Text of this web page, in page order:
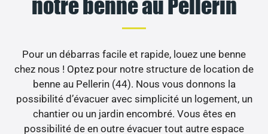
notre benne au Pellerin
Pour un débarras facile et rapide, louez une benne
chez nous ! Optez pour notre structure de location de
benne au Pellerin (44). Nous vous donnons la
possibilité d’évacuer avec simplicité un logement, un
chantier ou un jardin encombré. Vous êtes en
possibilité de en outre évacuer tout autre espace